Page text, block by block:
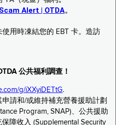
Alert | OTDA。
用時凍結您的 EBT 卡。造訪
公共福利調查！
g/iXXyiDETtG.
請和/或維持補充營養援助計劃
Program, SNAP)、公共援助
障收入 (Supplemental Security